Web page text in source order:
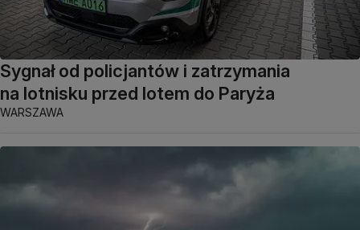
Sygnał od policjantów i zatrzymania
na lotnisku przed lotem do Paryża
WARSZAWA